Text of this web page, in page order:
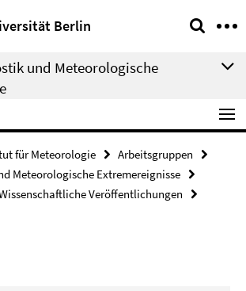
Berlin
und Meteorologische
für Meteorologie
Arbeitsgruppen
Meteorologische Extremereignisse
Veröffentlichungen